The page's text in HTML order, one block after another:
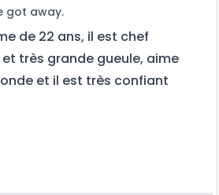
got away.
de 22 ans, il est chef
très grande gueule, aime
et il est très confiant